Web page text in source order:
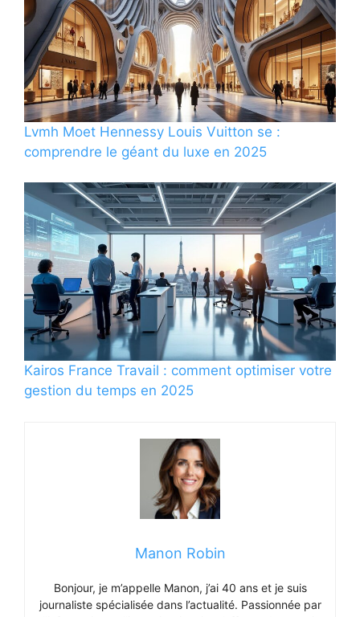
Lvmh Moet Hennessy Louis Vuitton se :
comprendre le géant du luxe en 2025
Kairos France Travail : comment optimiser votre
gestion du temps en 2025
Manon Robin
Bonjour, je m’appelle Manon, j’ai 40 ans et je suis
journaliste spécialisée dans l’actualité. Passionnée par